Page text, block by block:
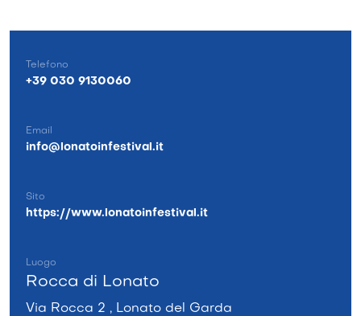
Telefono
+39 030 9130060
Email
info@lonatoinfestival.it
Sito
https://www.lonatoinfestival.it
Luogo
Rocca di Lonato
Via Rocca 2 , Lonato del Garda